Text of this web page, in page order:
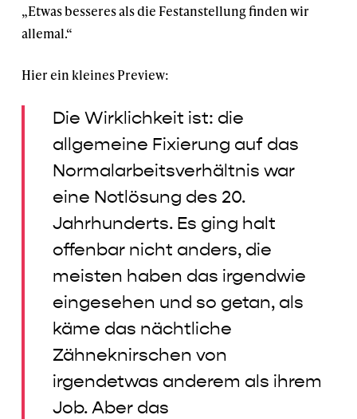
„Etwas besseres als die Festanstellung finden wir
allemal.“
Hier ein kleines Preview:
Die Wirklichkeit ist: die
allgemeine Fixierung auf das
Normalarbeitsverhältnis war
eine Notlösung des 20.
Jahrhunderts. Es ging halt
offenbar nicht anders, die
meisten haben das irgendwie
eingesehen und so getan, als
käme das nächtliche
Zähneknirschen von
irgendetwas anderem als ihrem
Job. Aber das